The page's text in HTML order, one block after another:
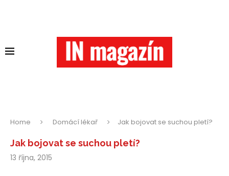
Home Domácí lékař Jak bojovat se suchou pletí?
Jak bojovat se suchou pletí?
13 října, 2015